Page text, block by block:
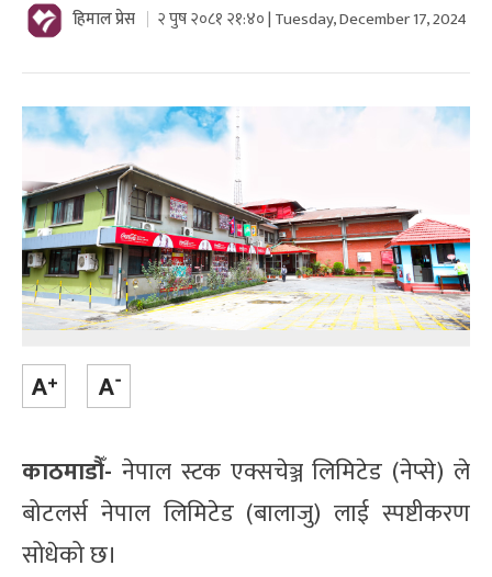
हिमाल प्रेस २ पुष २०८१ २१:४० | Tuesday, December 17, 2024
काठमाडौँ- नेपाल स्टक एक्सचेञ्ज लिमिटेड (नेप्से) ले
बोटलर्स नेपाल लिमिटेड (बालाजु) लाई स्पष्टीकरण
सोधेको छ।